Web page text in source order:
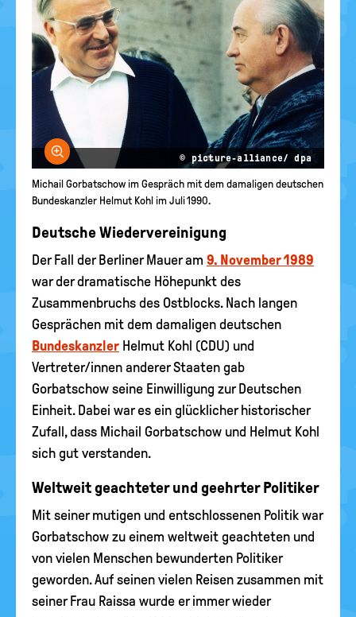
Bild vergrößern
© picture-alliance/ dpa
Michail Gorbatschow im Gespräch mit dem damaligen deutschen
Bundeskanzler Helmut Kohl im Juli 1990.
Deutsche Wiedervereinigung
Der Fall der Berliner Mauer am 9. November 1989
war der dramatische Höhepunkt des
Zusammenbruchs des Ostblocks. Nach langen
Gesprächen mit dem damaligen deutschen
Bundeskanzler Helmut Kohl (CDU) und
Vertreter/innen anderer Staaten gab
Gorbatschow seine Einwilligung zur Deutschen
Einheit. Dabei war es ein glücklicher historischer
Zufall, dass Michail Gorbatschow und Helmut Kohl
sich gut verstanden.
Weltweit geachteter und geehrter Politiker
Mit seiner mutigen und entschlossenen Politik war
Gorbatschow zu einem weltweit geachteten und
von vielen Menschen bewunderten Politiker
geworden. Auf seinen vielen Reisen zusammen mit
seiner Frau Raissa wurde er immer wieder